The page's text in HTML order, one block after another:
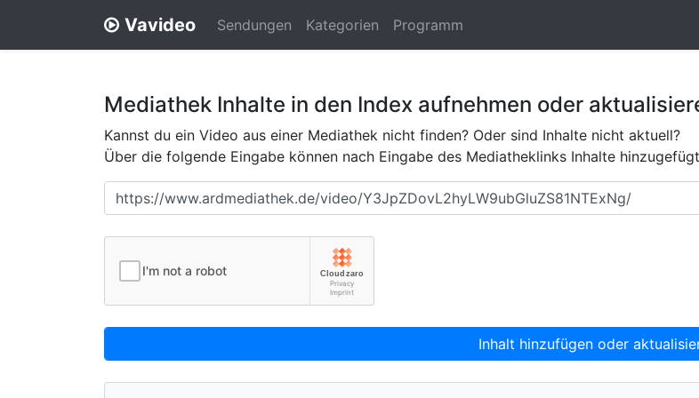
Vavideo Sendungen Kategorien Programm
Mediathek Inhalte in den Index aufnehmen oder
Kannst du ein Video aus einer Mediathek nicht finden? Oder sind Inhalte nicht aktuell?
Über die folgende Eingabe können nach Eingabe des Mediatheklinks Inhalte
Inhalt hinzufügen oder